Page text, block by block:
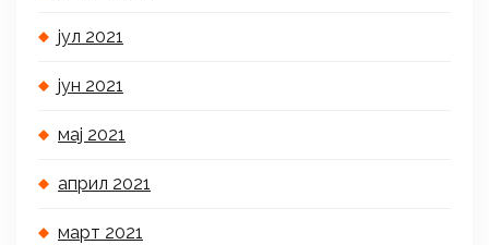
јул 2021
јун 2021
мај 2021
април 2021
март 2021